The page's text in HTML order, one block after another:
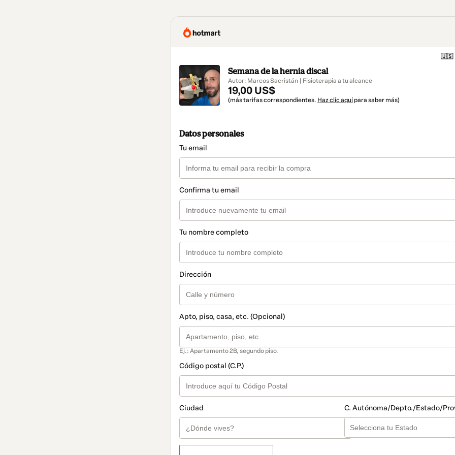
🇺🇸
Semana de la hernia discal
Autor: Marcos Sacristán | Fisioterapia a tu alcance
19,00 US$
(más tarifas correspondientes. Haz clic aquí para saber más)
Datos personales
Tu email
Confirma tu email
Tu nombre completo
Dirección
Apto, piso, casa, etc. (Opcional)
Ej.: Apartamento 2B, segundo piso.
Código postal (C.P.)
Ciudad C. Autónoma/Depto./Estado/